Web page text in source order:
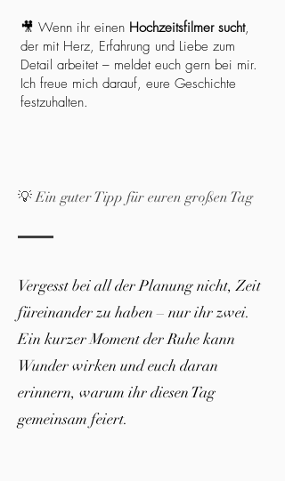
🎥 Wenn ihr einen Hochzeitsfilmer sucht,
der mit Herz, Erfahrung und Liebe zum
Detail arbeitet – meldet euch gern bei mir.
Ich freue mich darauf, eure Geschichte
festzuhalten.
💡 Ein guter Tipp für euren großen Tag
Vergesst bei all der Planung nicht, Zeit
füreinander zu haben – nur ihr zwei.
Ein kurzer Moment der Ruhe kann
Wunder wirken und euch daran
erinnern, warum ihr diesen Tag
gemeinsam feiert.